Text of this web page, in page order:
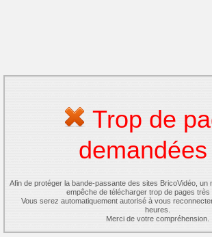
Trop de
demandées
Afin de protéger la bande-passante des sites BricoVidéo, un
empêche de télécharger trop de pages très
Vous serez automatiquement autorisé à vous
heures.
Merci de votre compréhension.